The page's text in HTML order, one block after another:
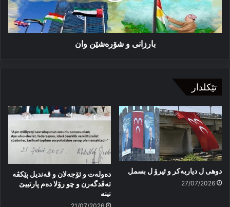
بارزانی و شۆرەشێن وان
تێکلدار
دوهی ل دیاربەکر و ئیرۆ ل بسمل
27/07/2026
دەولەت و ئۆجەلان و قەندیل پێکڤە
تەڤدگەرن و چو رۆلا دەم پارتییێ
نینە